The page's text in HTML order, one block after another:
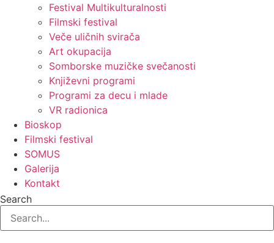
Festival Multikulturalnosti
Filmski festival
Veče uličnih svirača
Art okupacija
Somborske muzičke svečanosti
Književni programi
Programi za decu i mlade
VR radionica
Bioskop
Filmski festival
SOMUS
Galerija
Kontakt
Search